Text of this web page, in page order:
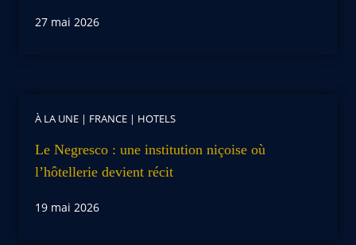
27 mai 2026
À LA UNE | FRANCE | HOTELS
Le Negresco : une institution niçoise où
l’hôtellerie devient récit
19 mai 2026